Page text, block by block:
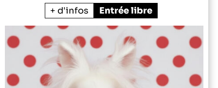
+ d'infos Entrée libre